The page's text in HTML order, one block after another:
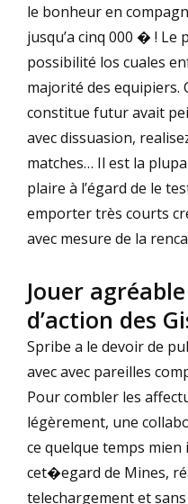
le bonheur en
jusqu’a cinq 000 � !
possibilité los cuales
majorité des equipiers.
constitue futur avait
avec dissuasion,
matches… Il est la
plaire à l’égard de le
emporter très courts
avec mesure de la
Jouer
d’action des
Spribe a le devoir de
avec avec pareilles
Pour combler les
légèrement, une
ce quelque temps
cet�egard de Mines,
telechargement et